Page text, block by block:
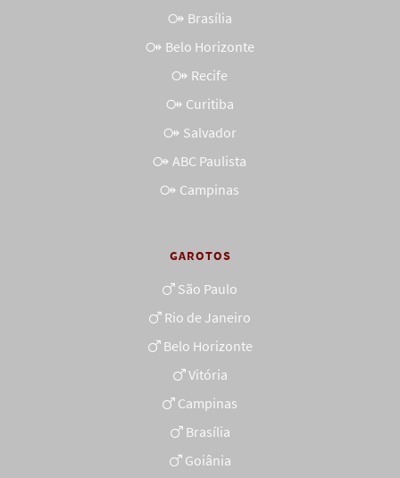
Brasília
Belo Horizonte
Recife
Curitiba
Salvador
ABC Paulista
Campinas
GAROTOS
São Paulo
Rio de Janeiro
Belo Horizonte
Vitória
Campinas
Brasília
Goiânia